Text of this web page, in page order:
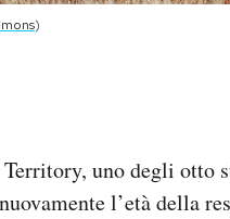
)
uno degli
nuovamente l’età della